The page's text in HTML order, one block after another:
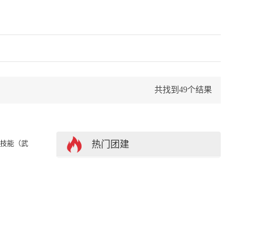
共找到49个结果
能（武
热门团建